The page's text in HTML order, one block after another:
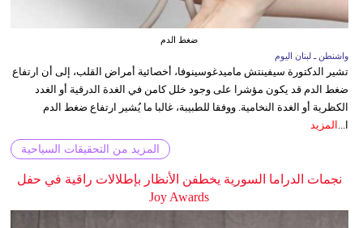
ضغط الدم
واشنطن ـ لبنان اليوم
تشير الدكتورة سيفينتش ماميدغوسينوفا، أخصائية أمراض القلب، إلى أن ارتفاع
ضغط الدم قد يكون مؤشرا على وجود خلل كامن في الغدة الدرقية أو الغدد
الكظرية أو الغدة النخامية. ووفقا للطبيبة، غالبا ما يُشير ارتفاع ضغط الدم
ا... المزيد
المزيد من التحقيقات السياحية
نجمات الدراما السورية يخطفن الأنظار بإطلالات راقية في حفل
Joy Awards